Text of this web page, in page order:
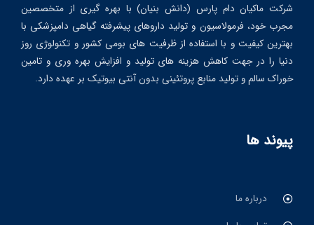
شرکت ماکیان دام پارس (دانش بنیان) با بهره گیری از متخصصین
مجرب خود، فرمولاسیون و تولید داروهای پیشرفته گیاهی دامپزشکی با
بهترین کیفیت و با استفاده از ظرفیت های بومی کشور و تکنولوژی روز
دنیا را در جهت کاهش هزینه های تولید و افزایش بهره وری و تامین
خوراک سالم و تولید منابع پروتئینی بدون آنتی بیوتیک بر عهده دارد.
پیوند ها
درباره ما